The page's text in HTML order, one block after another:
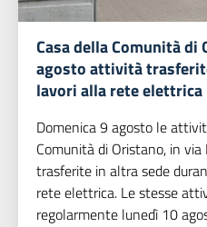
Casa della Comunità
agosto attività
lavori alla rete elettrica
Domenica 9 agosto le
Comunità di Oristano, in
trasferite in altra sede
rete elettrica. Le stesse
regolarmente lunedì 10